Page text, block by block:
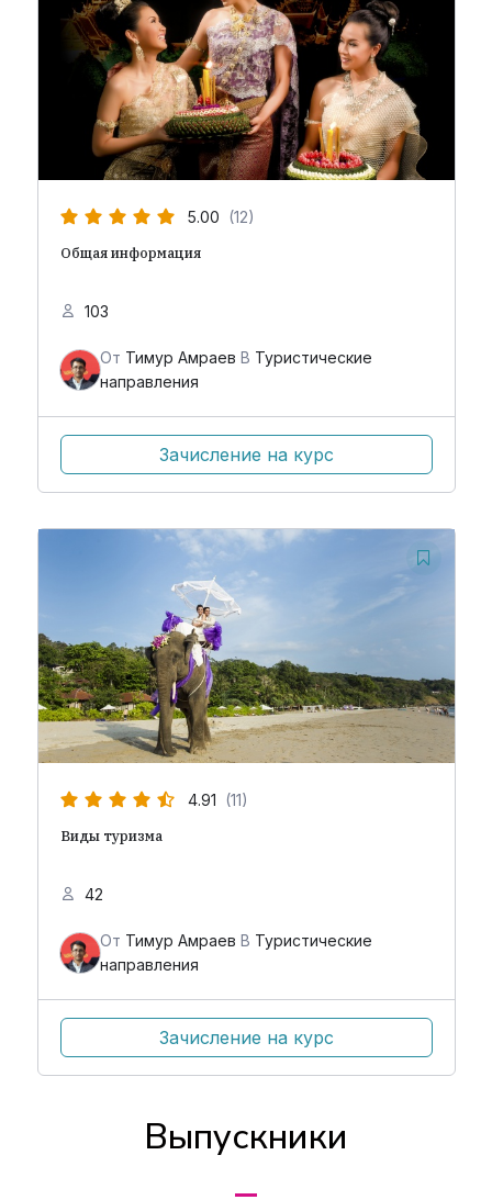
5.00 (12)
Общая информация
103
От Тимур Амраев В Туристические
направления
Зачисление на курс
4.91 (11)
Виды туризма
42
От Тимур Амраев В Туристические
направления
Зачисление на курс
Выпускники